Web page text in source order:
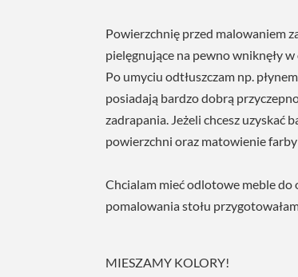
Powierzchnię przed malowaniem
pielęgnujące na pewno wniknęły
Po umyciu odtłuszczam np.
posiadają bardzo dobrą
zadrapania. Jeżeli chcesz uzyskać
powierzchni oraz matowienie
Chcialam mieć odlotowe meble do
pomalowania stołu
MIESZAMY KOLORY!